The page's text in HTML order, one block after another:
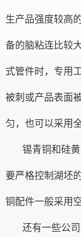
生产品强度较高
备的脑粘连比较
式管件时，专用
被刺或产品表面
匀，也可以采用
锡青铜和硅
要严格控制湖坯
铜配件一般采用
还有一些公